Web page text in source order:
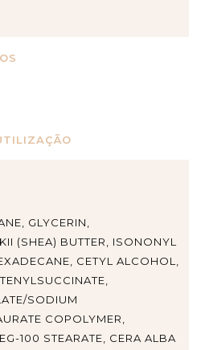
GLYCERIN,
(SHEA) BUTTER, ISONONYL
CETYL ALCOHOL,
SODIUM
COPOLYMER,
100 STEARATE, CERA ALBA